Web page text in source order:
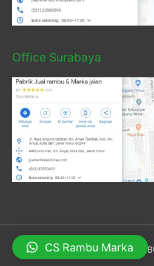
Office Surabaya
Hak Cipta © 2026PABRIK
CS Rambu Marka